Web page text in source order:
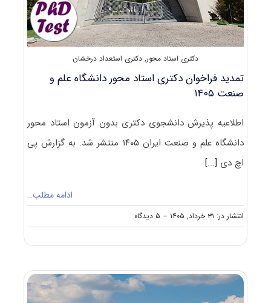
دکتری استاد محور, دکتری استعداد درخشان
تمدید فراخوان دکتری استاد محور دانشگاه علم و
صنعت ۱۴۰۵
اطلاعیه پذیرش دانشجوی دکتری بدون آزمون استاد محور
دانشگاه علم و صنعت ایران ۱۴۰۵ منتشر شد. به گزارش پی
اچ دی [...]
ادامه مطلب…
انتشار در: ۳۱ خرداد, ۱۴۰۵ -- ۵ دیدگاه
on
تمدید
دکتری
محور
دانشگاه
علم